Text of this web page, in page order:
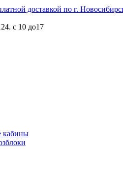
доставкой по г.
с 10 до17
кабины